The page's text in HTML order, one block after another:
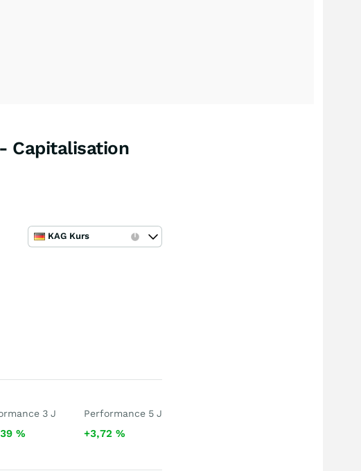
Capitalisation
KAG Kurs
3 J
%
Performance 5 J
+3,72 %